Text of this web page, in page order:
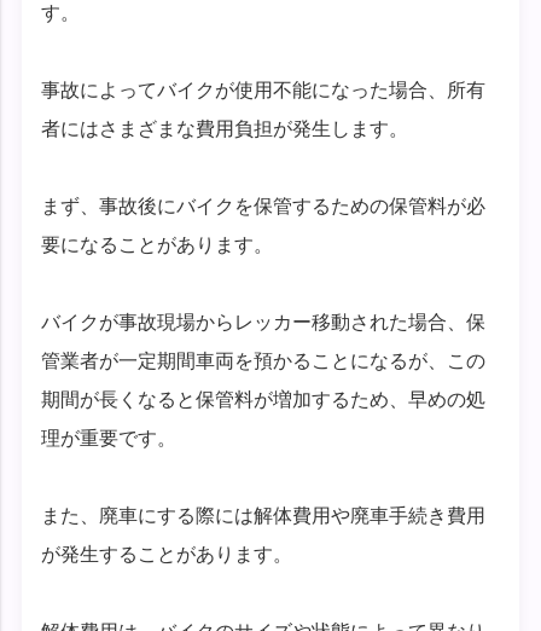
す。
事故によってバイクが使用不能になった場合、所有
者にはさまざまな費用負担が発生します。
まず、事故後にバイクを保管するための保管料が必
要になることがあります。
バイクが事故現場からレッカー移動された場合、保
管業者が一定期間車両を預かることになるが、この
期間が長くなると保管料が増加するため、早めの処
理が重要です。
また、廃車にする際には解体費用や廃車手続き費用
が発生することがあります。